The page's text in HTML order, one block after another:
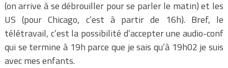
(on arrive à se débrouiller pour se parler le matin) et les
US (pour Chicago, c’est à partir de 16h). Bref, le
télétravail, c’est la possibilité d’accepter une audio-conf
qui se termine à 19h parce que je sais qu’à 19h02 je suis
avec mes enfants.